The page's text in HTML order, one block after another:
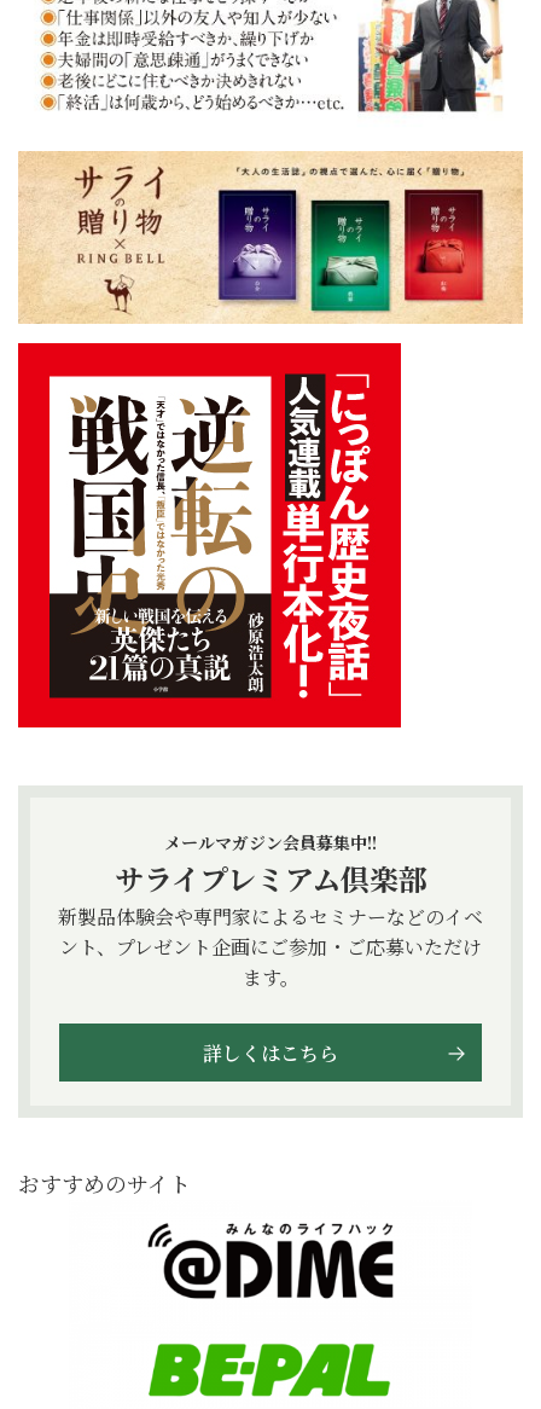
メールマガジン会員募集中!!
サライプレミアム倶楽部
新製品体験会や専門家によるセミナーなどのイベ
ント、プレゼント企画にご参加・ご応募いただけ
ます。
詳しくはこちら
おすすめのサイト